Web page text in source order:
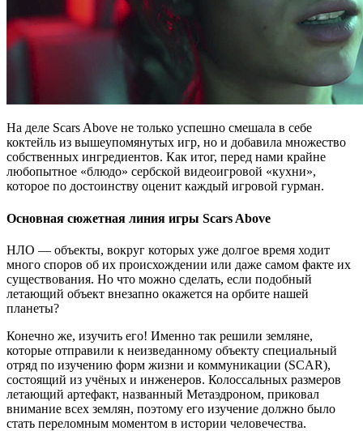
На деле Scars Above не только успешно смешала в себе
коктейль из вышеупомянутых игр, но и добавила множество
собственных ингредиентов. Как итог, перед нами крайне
любопытное «блюдо» сербской видеоигровой «кухни»,
которое по достоинству оценит каждый игровой гурман.
Основная сюжетная линия игры Scars Above
НЛО — объекты, вокруг которых уже долгое время ходит
много споров об их происхождении или даже самом факте их
существования. Но что можно сделать, если подобный
летающий объект внезапно окажется на орбите нашей
планеты?
Конечно же, изучить его! Именно так решили земляне,
которые отправили к неизведанному объекту специальный
отряд по изучению форм жизни и коммуникации (SCAR),
состоящий из учёных и инженеров. Колоссальных размеров
летающий артефакт, названный Метаэдроном, приковал
внимание всех землян, поэтому его изучение должно было
стать переломным моментом в истории человечества.